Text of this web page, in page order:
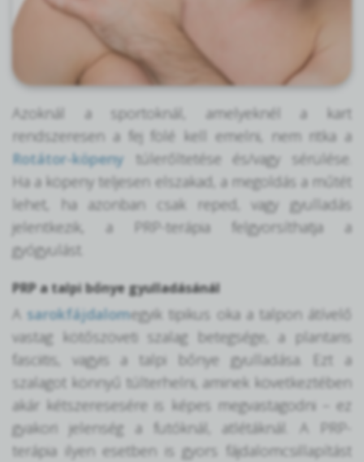
Azoknál a sportoknál, amelyeknél a kart
rendszeresen a fej fölé kell emelni, nem ritka a
Rotátor-köpeny túlerőltetése és/vagy sérülése.
Ha a köpeny teljesen elszakad, a megoldás a műtét
lehet, ha azonban csak reped, vagy gyulladás
jelentkezik, a PRP-terápia felgyorsíthatja a
gyógyulást.
PRP a talpi bőnye gyulladásánál
A sarokfájdalomegyik tipikus oka a talpon átívelő
vastag kötőszöveti szalag betegsége, a plantaris
fasciitis, vagyis a talpi bőnye gyulladása. Ezt a
szalagot könnyű túlterhelni, aminek következtében
akár kétszeresesére is képes megvastagodni – ez
gyakori jelenség a futóknál, atlétáknál. A PRP-
terápia ilyen esetben is gyors fájdalomcsillapítást